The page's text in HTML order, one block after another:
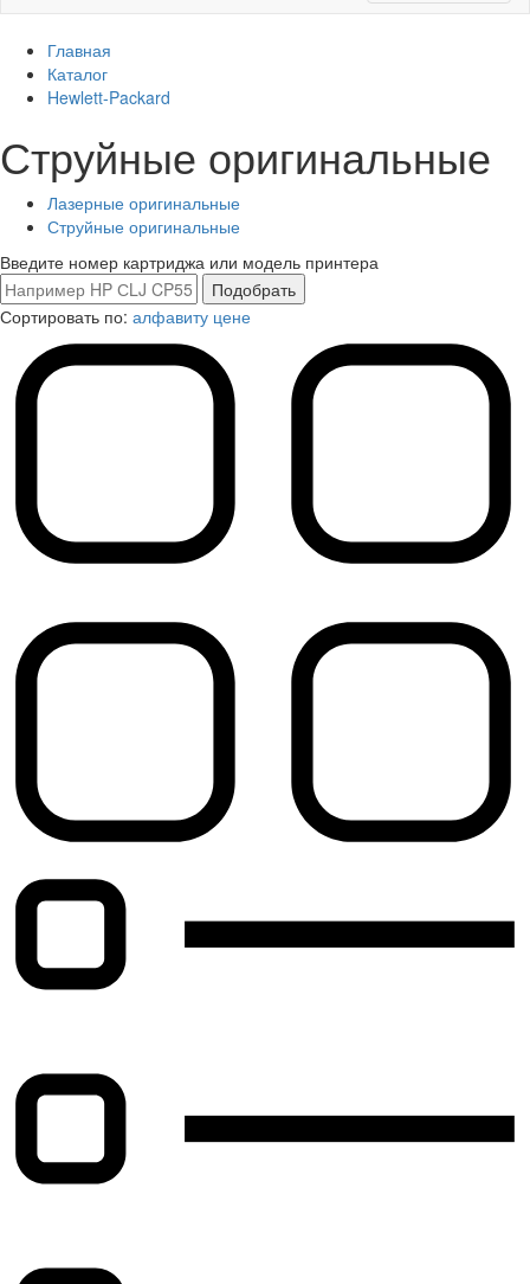
Главная
Каталог
Hewlett-Packard
Струйные оригинальные
Лазерные оригинальные
Струйные оригинальные
Введите номер картриджа или модель принтера
Сортировать по: алфавиту цене